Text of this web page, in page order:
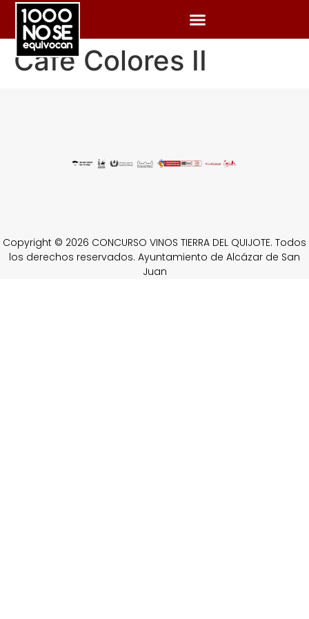
Cafe Colores II
Copyright © 2026 CONCURSO VINOS TIERRA DEL QUIJOTE. Todos
los derechos reservados. Ayuntamiento de Alcázar de San
Juan